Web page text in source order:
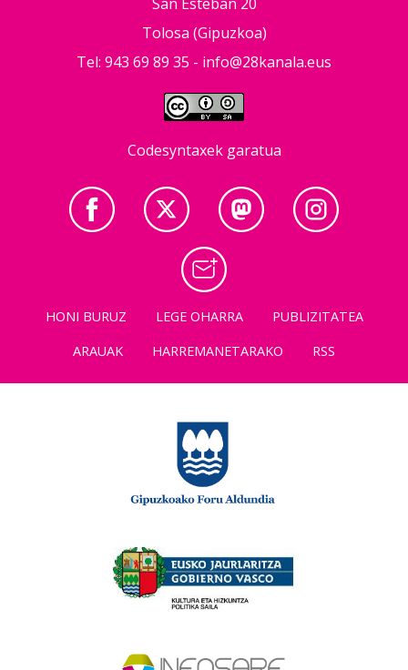
Tolosa (Gipuzkoa)
Tel: 943 69 89 35 - info@28kanala.eus
Codesyntaxek garatua
HONI BURUZ LEGE OHARRA
PUBLIZITATEA
ARAUAK
HARREMANETARAKO RSS